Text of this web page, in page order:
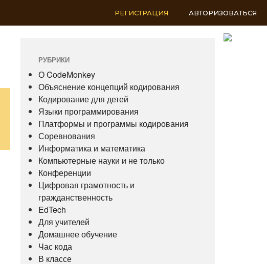
РЕГИСТРАЦИЯ АВТОРИЗОВАТЬСЯ
РУБРИКИ
О CodeMonkey
Объяснение концепций кодирования
Кодирование для детей
Языки программирования
Платформы и программы кодирования
Соревнования
Информатика и математика
Компьютерные науки и не только
Конференции
Цифровая грамотность и
гражданственность
EdTech
Для учителей
Домашнее обучение
Час кода
В классе